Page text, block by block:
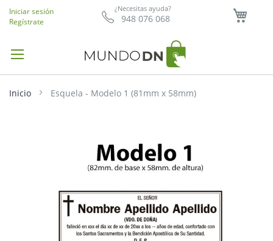
¿Necesitas ayuda?
948 076 068
Iniciar sesión
Regístrate
Inicio Esquela - Modelo 1 (81mm x 58mm)